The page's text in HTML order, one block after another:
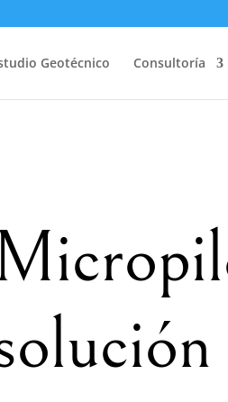
Geotécnico Consultoría